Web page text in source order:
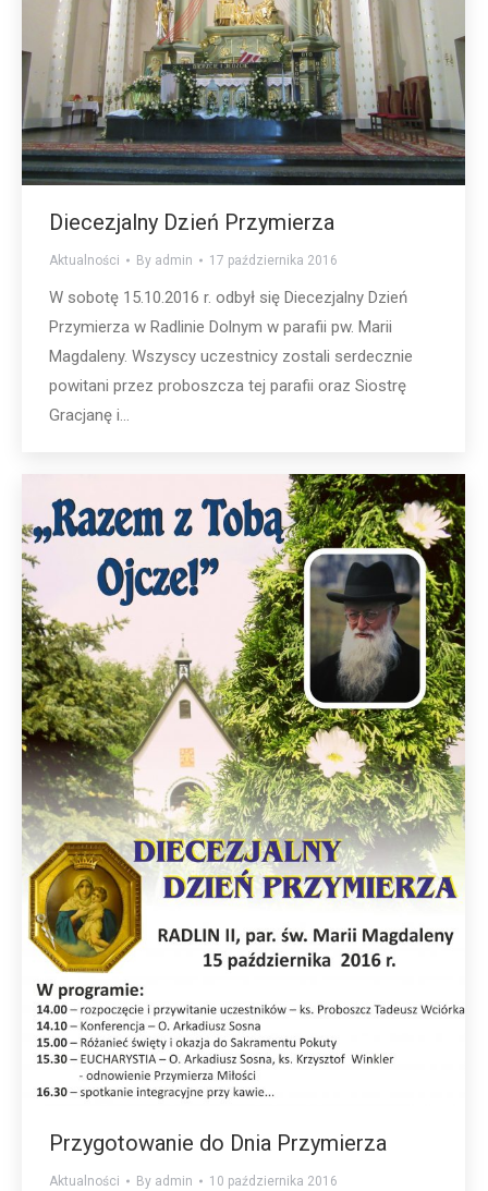
Diecezjalny Dzień Przymierza
Aktualności By admin 17 października 2016
W sobotę 15.10.2016 r. odbył się Diecezjalny Dzień
Przymierza w Radlinie Dolnym w parafii pw. Marii
Magdaleny. Wszyscy uczestnicy zostali serdecznie
powitani przez proboszcza tej parafii oraz Siostrę
Gracjanę i…
Przygotowanie do Dnia Przymierza
Aktualności By admin 10 października 2016